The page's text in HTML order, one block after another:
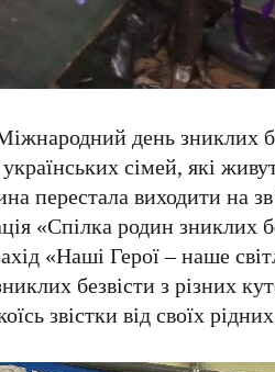
день зниклих
сімей, які
перестала виходити на
«Спілка родин зниклих
«Наші Герої – наше
безвісти з різних
звістки від своїх